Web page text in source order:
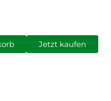
Jetzt kaufen